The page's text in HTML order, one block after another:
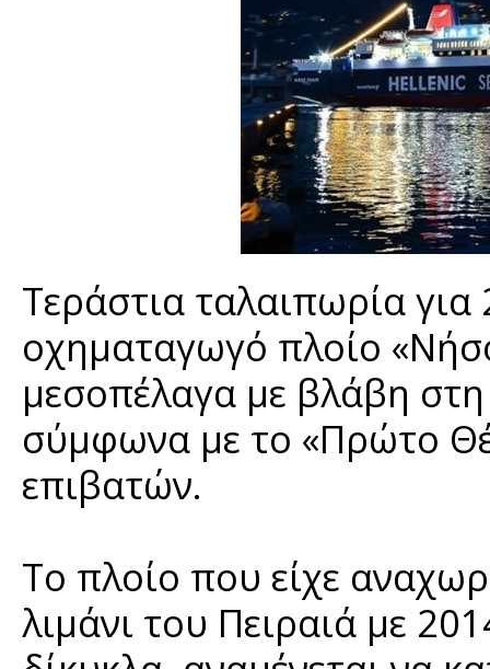
Τεράστια ταλαιπωρία
οχηματαγωγό πλοίο
μεσοπέλαγα με βλάβη
σύμφωνα με το «Πρώτο
επιβατών.
Το πλοίο που είχε
λιμάνι του Πειραιά με